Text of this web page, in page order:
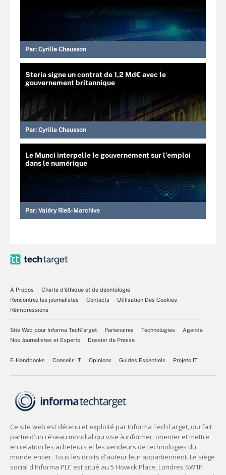
Par: Cyrille Chausson
Steria signe un contrat de 1,2 Md€ avec le
gouvernement britannique
Par: Cyrille Chausson
Le Munci interpelle le gouvernement sur l’emploi
dans le numérique
Par: Valéry Rieß-Marchive
À Propos
Charte d’éthique et de déontologie
Rencontrez les journalistes
Contacts
Utilisation Des Cookies
Réimpressions
Site Web pour Informa TechTarget Partenaires Technologies
Agenda
Nos Journalistes et Experts
Dossier de Presse
E-Handbooks Conseils IT Opinions Guides Essentiels Projets IT